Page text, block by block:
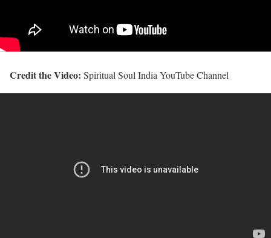
Credit the Video: Spiritual Soul India YouTube Channel